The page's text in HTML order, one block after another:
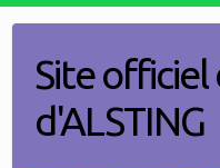
contentSite
d'ALSTING